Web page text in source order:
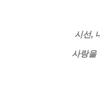
시선,
사랑을